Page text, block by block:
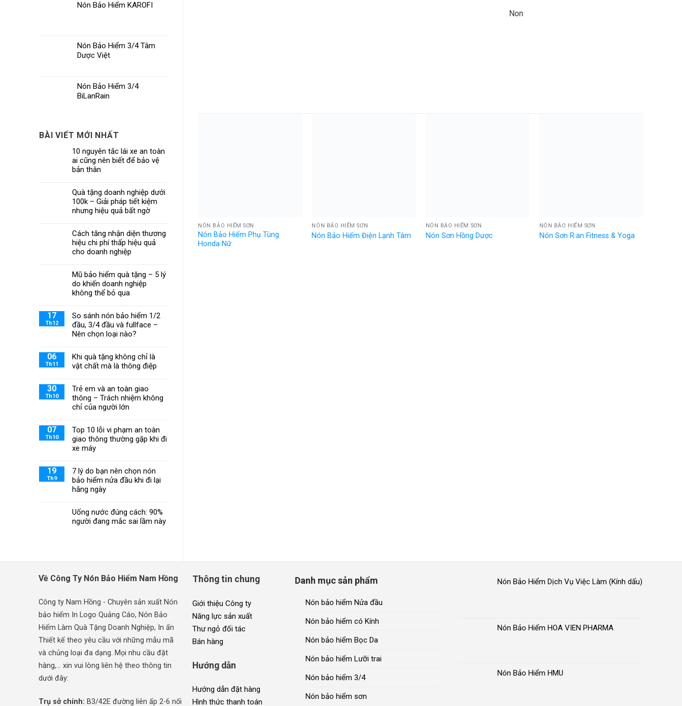
Nón Bảo Hiểm KAROFI
Nón Bảo Hiểm 3/4 Tâm
Dược Việt
Nón Bảo Hiểm 3/4
BiLanRain
BÀI VIẾT MỚI NHẤT
10 nguyên tắc lái xe an toàn
ai cũng nên biết để bảo vệ
bản thân
Quà tặng doanh nghiệp dưới
100k – Giải pháp tiết kiệm
nhưng hiệu quả bất ngờ
Cách tăng nhận diện thương
hiệu chi phí thấp hiệu quả
cho doanh nghiệp
Mũ bảo hiểm quà tặng – 5 lý
do khiến doanh nghiệp
không thể bỏ qua
17
Th12
So sánh nón bảo hiểm 1/2
đầu, 3/4 đầu và fullface –
Nên chọn loại nào?
06
Th11
Khi quà tặng không chỉ là
vật chất mà là thông điệp
30
Th10
Trẻ em và an toàn giao
thông – Trách nhiệm không
chỉ của người lớn
07
Th10
Top 10 lỗi vi phạm an toàn
giao thông thường gặp khi đi
xe máy
19
Th9
7 lý do bạn nên chọn nón
bảo hiểm nửa đầu khi đi lại
hằng ngày
Uống nước đúng cách: 90%
người đang mắc sai lầm này
Non
NÓN BẢO HIỂM SƠN
Nón Bảo Hiểm Phụ Tùng
Honda Nữ
NÓN BẢO HIỂM SƠN
Nón Bảo Hiểm Điện Lạnh Tâm
NÓN BẢO HIỂM SƠN
Nón Sơn Hồng Dược
NÓN BẢO HIỂM SƠN
Nón Sơn R:an Fitness & Yoga
Nón Bảo Hiểm Thép VinaOne
Về Công Ty Nón Bảo Hiểm Nam Hồng
Công ty Nam Hồng - Chuyên sản xuất Nón
bảo hiểm In Logo Quảng Cáo, Nón Bảo
Hiểm Làm Quà Tặng Doanh Nghiệp, In ấn
Thiết kế theo yêu cầu với những mẫu mã
và chủng loại đa dạng. Mọi nhu cầu đặt
hàng,... xin vui lòng liên hệ theo thông tin
dưới đây:
Trụ sở chính: B3/42E đường liên ấp 2-6 nối
Thông tin chung
Giới thiệu Công ty
Năng lực sản xuất
Thư ngỏ đối tác
Bán hàng
Hướng dẫn
Hướng dẫn đặt hàng
Hình thức thanh toán
Danh mục sản phẩm
Nón bảo hiểm Nửa đầu
Nón bảo hiểm có Kính
Nón bảo hiểm Bọc Da
Nón bảo hiểm Lưỡi trai
Nón bảo hiểm 3/4
Nón bảo hiểm sơn
Nón Bảo Hiểm Dịch Vụ Việc Làm (Kính dấu)
Nón Bảo Hiểm HOA VIEN PHARMA
Nón Bảo Hiểm HMU